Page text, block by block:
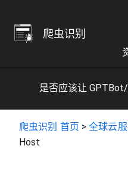
爬虫识别
是否应该让
爬虫识别 首页 >全球云
Host